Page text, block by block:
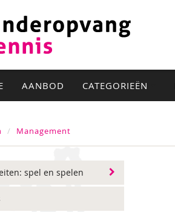
AANBOD CATEGORIEËN
Management
spel en spelen